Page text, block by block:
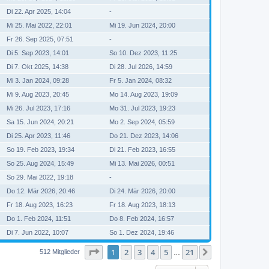
Di 22. Apr 2025, 14:04
-
Mi 25. Mai 2022, 22:01
Mi 19. Jun 2024, 20:00
Fr 26. Sep 2025, 07:51
-
Di 5. Sep 2023, 14:01
So 10. Dez 2023, 11:25
Di 7. Okt 2025, 14:38
Di 28. Jul 2026, 14:59
Mi 3. Jan 2024, 09:28
Fr 5. Jan 2024, 08:32
Mi 9. Aug 2023, 20:45
Mo 14. Aug 2023, 19:09
Mi 26. Jul 2023, 17:16
Mo 31. Jul 2023, 19:23
Sa 15. Jun 2024, 20:21
Mo 2. Sep 2024, 05:59
Di 25. Apr 2023, 11:46
Do 21. Dez 2023, 14:06
So 19. Feb 2023, 19:34
Di 21. Feb 2023, 16:55
So 25. Aug 2024, 15:49
Mi 13. Mai 2026, 00:51
So 29. Mai 2022, 19:18
-
Do 12. Mär 2026, 20:46
Di 24. Mär 2026, 20:00
Fr 18. Aug 2023, 16:23
Fr 18. Aug 2023, 18:13
Do 1. Feb 2024, 11:51
Do 8. Feb 2024, 16:57
Di 7. Jun 2022, 10:07 So 1. Dez 2024, 19:46
512 Mitglieder Seite von21
1 2 3 4 5 21